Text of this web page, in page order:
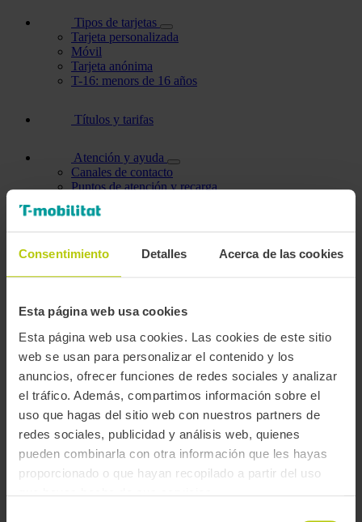
Consentimiento Detalles Acerca de las cookies
Esta página web usa cookies
Esta página web usa cookies. Las cookies de este sitio
web se usan para personalizar el contenido y los
anuncios, ofrecer funciones de redes sociales y analizar
el tráfico. Además, compartimos información sobre el
uso que hagas del sitio web con nuestros partners de
redes sociales, publicidad y análisis web, quienes
pueden combinarla con otra información que les hayas
proporcionado o que hayan recopilado a partir del uso
Tipos de tarjetas
Tarjeta personalizada
Móvil
Tarjeta anónima
T-16: menors de 16 años
Títulos y tarifas
Atención y ayuda
Canales de contacto
Puntos de atención y recarga
FAQs y videotutoriales
Quejas y sugerencias
Estado del servicio
Datos abiertos
Área personal
Mis datos
Datos personales
Modificar contraseña
Mis bonificaciones
Gestionar tarjetas
Personas a cargo
Personas que gestiono